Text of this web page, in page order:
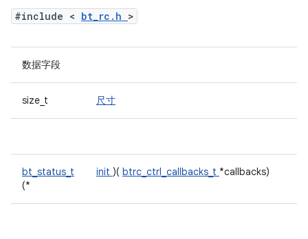
#include < bt_rc.h >
数据字段
size_t 尺寸
bt_status_t
(*
init )( btrc_ctrl_callbacks_t *callbacks)